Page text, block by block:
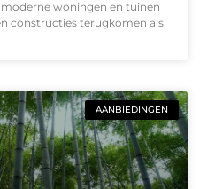
woningen en tuinen
constructies terugkomen als
AANBIEDINGEN